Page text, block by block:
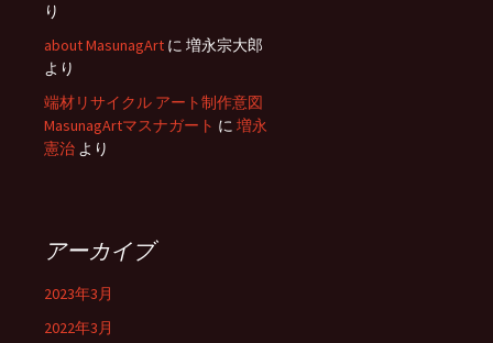
り
about MasunagArt に 増永宗大郎
より
端材リサイクル アート制作意図
MasunagArtマスナガート に 増永
憲治 より
アーカイブ
2023年3月
2022年3月